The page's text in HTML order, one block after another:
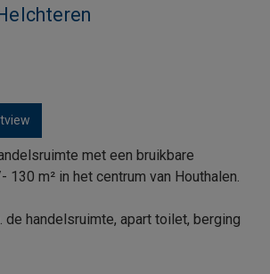
met een bruikbare
130 m² in het centrum van Houthalen.
de handelsruimte, apart toilet, berging